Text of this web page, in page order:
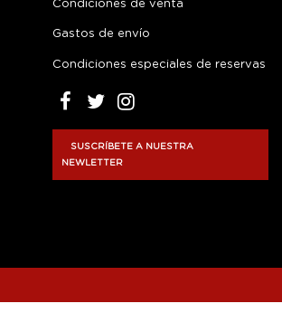
Condiciones de venta
Gastos de envío
Condiciones especiales de reservas
SUSCRÍBETE A NUESTRA
NEWLETTER